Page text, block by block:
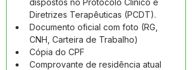
dispostos no Protocolo Clínico e
Diretrizes Terapêuticas (PCDT).
Documento oficial com foto (RG,
CNH, Carteira de Trabalho)
Cópia do CPF
Comprovante de residência atual